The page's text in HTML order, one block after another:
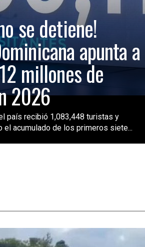
se detiene!
apunta a
millones de
2026
país recibió 1,083,448 turistas y
el acumulado de los primeros siete...